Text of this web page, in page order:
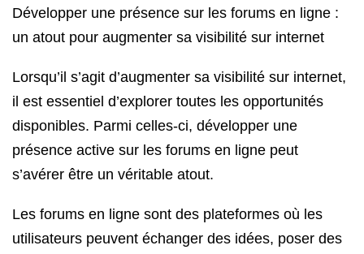
Développer une présence sur les forums en ligne :
un atout pour augmenter sa visibilité sur internet
Lorsqu’il s’agit d’augmenter sa visibilité sur internet,
il est essentiel d’explorer toutes les opportunités
disponibles. Parmi celles-ci, développer une
présence active sur les forums en ligne peut
s’avérer être un véritable atout.
Les forums en ligne sont des plateformes où les
utilisateurs peuvent échanger des idées, poser des